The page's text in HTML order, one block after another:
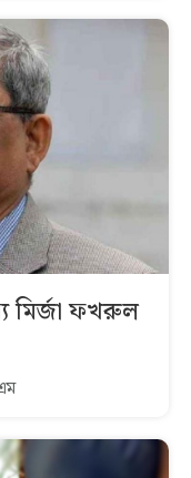
মির্জা ফখরুল